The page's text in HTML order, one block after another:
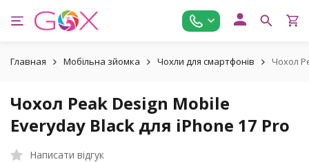
Главная Мобільна зйомка Чохли для смартфонів Чохол
Чохол Peak Design Mobile
Everyday Black для iPhone 17 Pro
Написати відгук